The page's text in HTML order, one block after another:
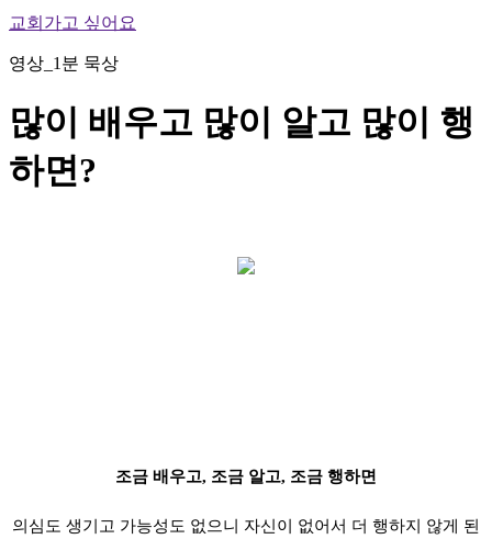
교회가고 싶어요
영상_1분 묵상
많이 배우고 많이 알고 많이 행
하면?
조금 배우고, 조금 알고, 조금 행하면
의심도 생기고 가능성도 없으니 자신이 없어서 더 행하지 않게 된